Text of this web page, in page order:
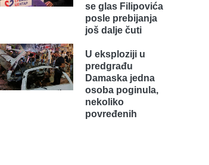
se glas Filipovića
posle prebijanja
još dalje čuti
U eksploziji u
predgrađu
Damaska jedna
osoba poginula,
nekoliko
povređenih